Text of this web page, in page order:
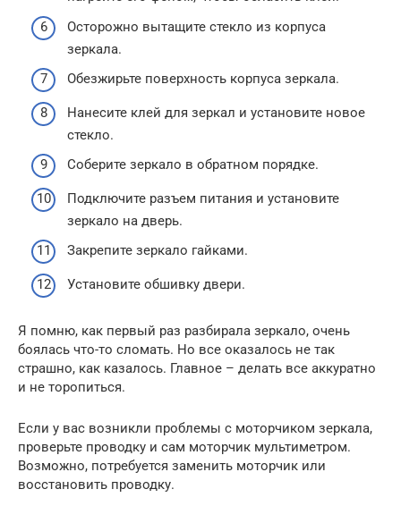
Осторожно вытащите стекло из корпуса
зеркала.
Обезжирьте поверхность корпуса зеркала.
Нанесите клей для зеркал и установите новое
стекло.
Соберите зеркало в обратном порядке.
Подключите разъем питания и установите
зеркало на дверь.
Закрепите зеркало гайками.
Установите обшивку двери.
Я помню, как первый раз разбирала зеркало, очень
боялась что-то сломать. Но все оказалось не так
страшно, как казалось. Главное – делать все аккуратно
и не торопиться.
Если у вас возникли проблемы с моторчиком зеркала,
проверьте проводку и сам моторчик мультиметром.
Возможно, потребуется заменить моторчик или
восстановить проводку.